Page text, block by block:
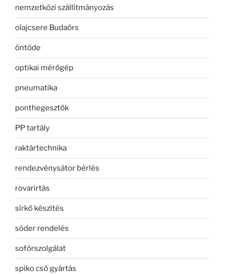
nemzetközi szállítmányozás
olajcsere Budaörs
öntöde
optikai mérőgép
pneumatika
ponthegesztők
PP tartály
raktártechnika
rendezvénysátor bérlés
rovarirtás
sírkő készítés
sóder rendelés
sofőrszolgálat
spiko cső gyártás